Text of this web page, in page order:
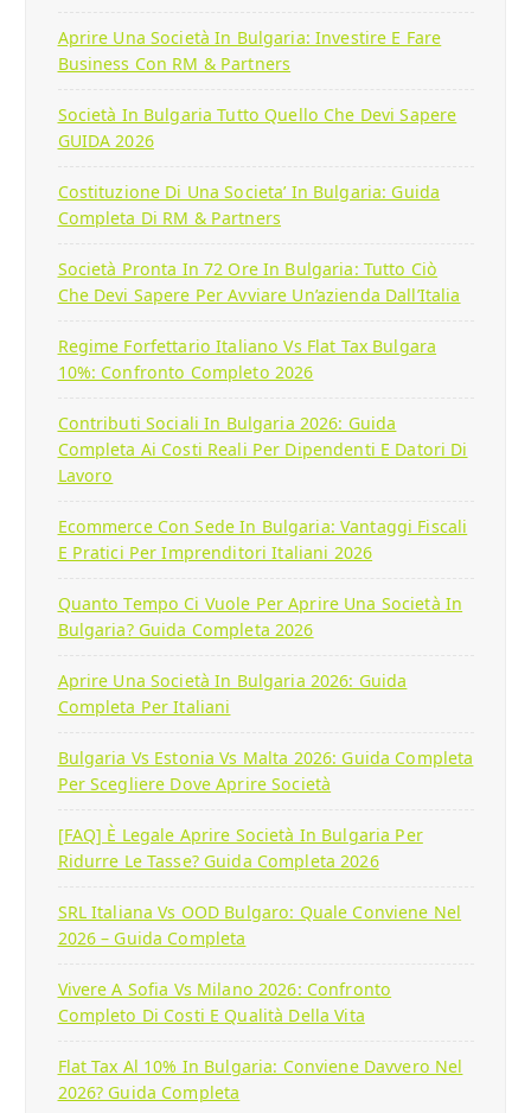
Aprire Una Società In Bulgaria: Investire E Fare
Business Con RM & Partners
Società In Bulgaria Tutto Quello Che Devi Sapere
GUIDA 2026
Costituzione Di Una Societa’ In Bulgaria: Guida
Completa Di RM & Partners
Società Pronta In 72 Ore In Bulgaria: Tutto Ciò
Che Devi Sapere Per Avviare Un’azienda Dall’Italia
Regime Forfettario Italiano Vs Flat Tax Bulgara
10%: Confronto Completo 2026
Contributi Sociali In Bulgaria 2026: Guida
Completa Ai Costi Reali Per Dipendenti E Datori Di
Lavoro
Ecommerce Con Sede In Bulgaria: Vantaggi Fiscali
E Pratici Per Imprenditori Italiani 2026
Quanto Tempo Ci Vuole Per Aprire Una Società In
Bulgaria? Guida Completa 2026
Aprire Una Società In Bulgaria 2026: Guida
Completa Per Italiani
Bulgaria Vs Estonia Vs Malta 2026: Guida Completa
Per Scegliere Dove Aprire Società
[FAQ] È Legale Aprire Società In Bulgaria Per
Ridurre Le Tasse? Guida Completa 2026
SRL Italiana Vs OOD Bulgaro: Quale Conviene Nel
2026 – Guida Completa
Vivere A Sofia Vs Milano 2026: Confronto
Completo Di Costi E Qualità Della Vita
Flat Tax Al 10% In Bulgaria: Conviene Davvero Nel
2026? Guida Completa